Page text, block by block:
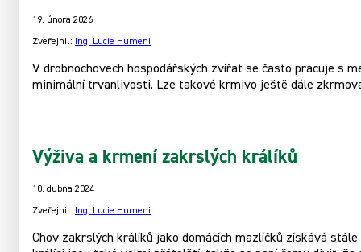
19. února 2026
Zveřejnil: Ing. Lucie Humeni
V drobnochovech hospodářských zvířat se často pracuje s
minimální trvanlivosti. Lze takové krmivo ještě dále
Výživa a krmení zakrslých králíků
10. dubna 2024
Zveřejnil: Ing. Lucie Humeni
Chov zakrslých králíků jako domácích mazlíčků získává